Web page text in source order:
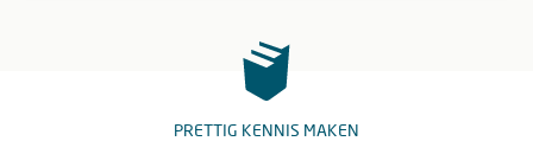
PRETTIG KENNIS MAKEN